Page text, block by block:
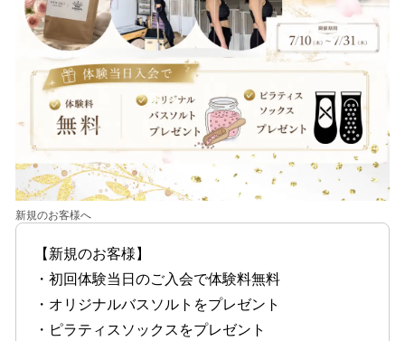
新規のお客様へ
【新規のお客様】
・初回体験当日のご入会で体験料無料
・オリジナルバスソルトをプレゼント
・ピラティスソックスをプレゼント